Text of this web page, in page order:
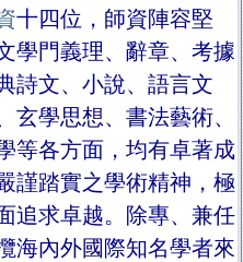
十四位，師資陣容堅
學門義理、辭章、考據
詩文、小說、語言文
玄學思想、書法藝術、
等各方面，均有卓著成
謹踏實之學術精神，極
追求卓越。除專、 兼任
海內外國際知名學者來